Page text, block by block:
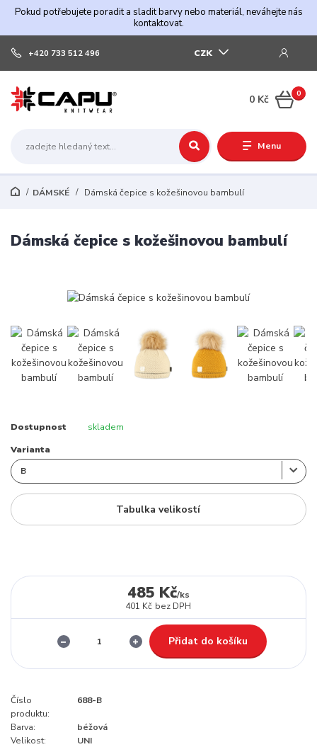
Pokud potřebujete poradit a sladit barvy nebo materiál, neváhejte nás
kontaktovat.
Menu
CZK
+420 733 512 496
0
0 Kč
DÁMSKÉ Dámská čepice s kožešinovou bambulí
Dámská čepice s kožešinovou bambulí
Dostupnost skladem
Varianta
Tabulka velikostí
485 Kč/ks
401 Kč bez DPH
Přidat do košíku
Číslo
produktu:
688-B
Barva:
béžová
Velikost:
UNI